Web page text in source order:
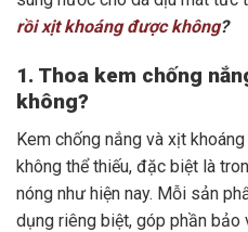
rồi xịt khoáng được không?
1. Thoa kem chống
không?
Kem chống nắng và xịt
không thể thiếu, đặc biệt là
nóng như hiện nay. Mỗi sản
dụng riêng biệt, góp phần bảo